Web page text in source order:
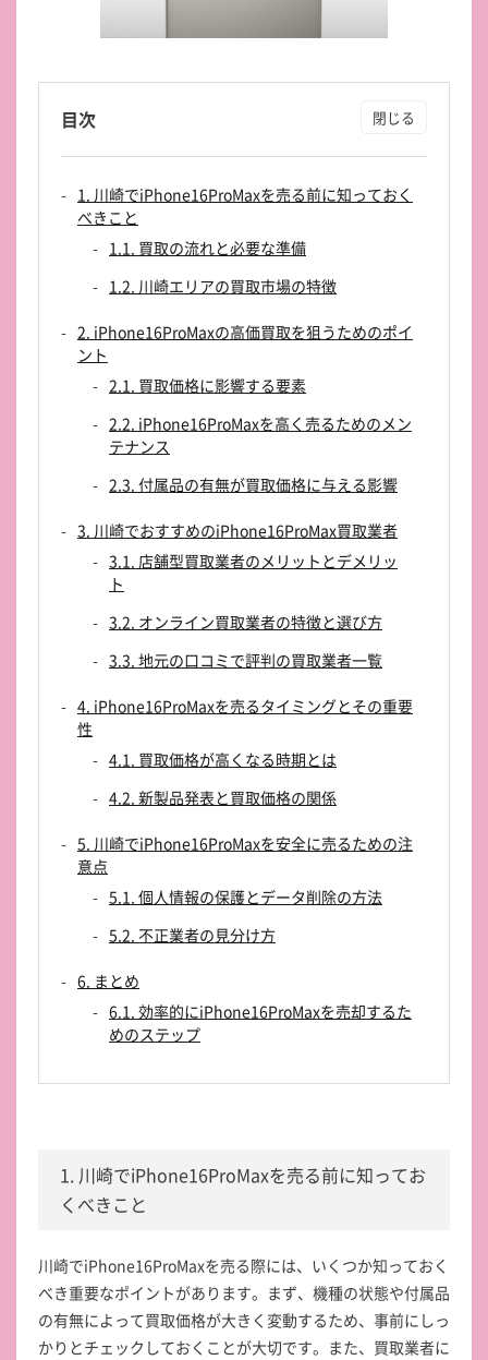
目次
1. 川崎でiPhone16ProMaxを売る前に知っておく
べきこと
1.1. 買取の流れと必要な準備
1.2. 川崎エリアの買取市場の特徴
2. iPhone16ProMaxの高価買取を狙うためのポイ
ント
2.1. 買取価格に影響する要素
2.2. iPhone16ProMaxを高く売るためのメン
テナンス
2.3. 付属品の有無が買取価格に与える影響
3. 川崎でおすすめのiPhone16ProMax買取業者
3.1. 店舗型買取業者のメリットとデメリッ
ト
3.2. オンライン買取業者の特徴と選び方
3.3. 地元の口コミで評判の買取業者一覧
4. iPhone16ProMaxを売るタイミングとその重要
性
4.1. 買取価格が高くなる時期とは
4.2. 新製品発表と買取価格の関係
5. 川崎でiPhone16ProMaxを安全に売るための注
意点
5.1. 個人情報の保護とデータ削除の方法
5.2. 不正業者の見分け方
6. まとめ
6.1. 効率的にiPhone16ProMaxを売却するた
めのステップ
1. 川崎でiPhone16ProMaxを売る前に知ってお
くべきこと
川崎でiPhone16ProMaxを売る際には、いくつか知っておく
べき重要なポイントがあります。まず、機種の状態や付属品
の有無によって買取価格が大きく変動するため、事前にしっ
かりとチェックしておくことが大切です。また、買取業者に